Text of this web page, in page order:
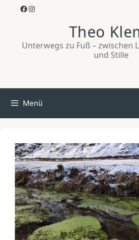
Facebook
Instagram
Theo
Unterwegs zu Fuß – zwischen
und Stille
Menü